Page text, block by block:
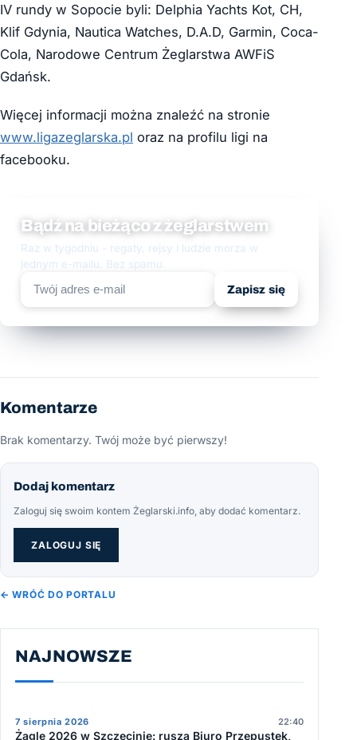
IV rundy w Sopocie byli: Delphia Yachts Kot, CH,
Klif Gdynia, Nautica Watches, D.A.D, Garmin, Coca-
Cola, Narodowe Centrum Żeglarstwa AWFiS
Gdańsk.
Więcej informacji można znaleźć na stronie
www.ligazeglarska.pl oraz na profilu ligi na
facebooku.
Bądź na bieżąco z żeglarstwem
Raz w tygodniu - regaty, rejsy i ludzie morza w
jednym e-mailu. Bez spamu.
Zapisz się
Komentarze
Brak komentarzy. Twój może być pierwszy!
Dodaj komentarz
Zaloguj się swoim kontem Żeglarski.info, aby dodać komentarz.
ZALOGUJ SIĘ
← WRÓĆ DO PORTALU
NAJNOWSZE
7 sierpnia 2026 22:40
Żagle 2026 w Szczecinie: rusza Biuro Przepustek,